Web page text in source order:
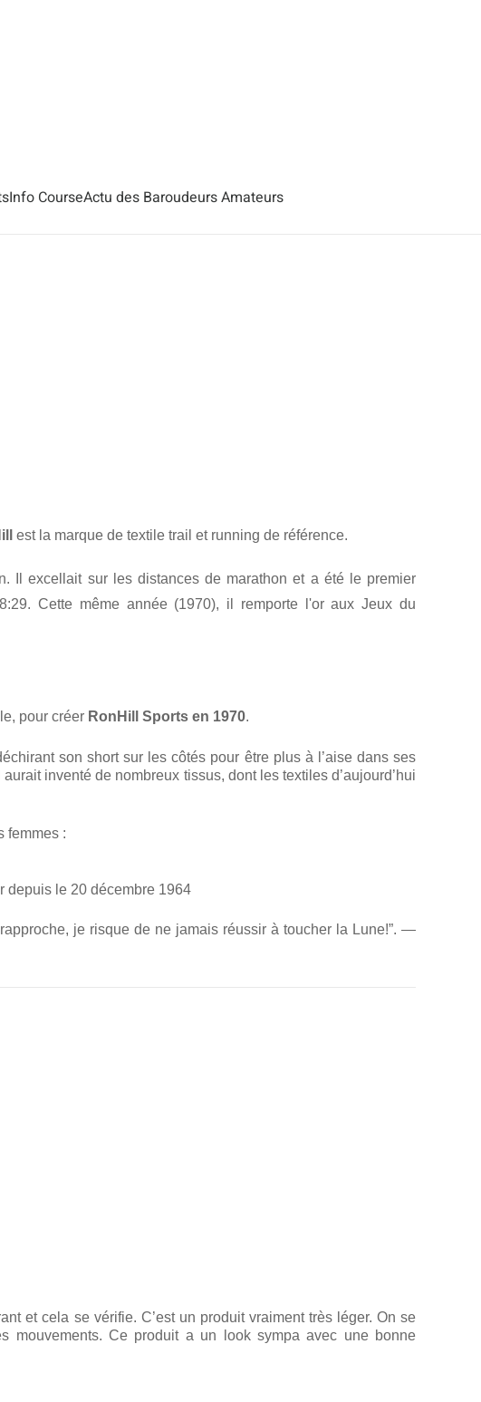
Info CourseActu des Baroudeurs Amateurs
est la marque de textile trail et running de référence.
Il excellait sur les distances de marathon et a été le premier
Cette même année (1970), il remporte l'or aux Jeux du
pour créer RonHill Sports en 1970.
son short sur les côtés pour être plus à l’aise dans ses
inventé de nombreux tissus, dont les textiles d’aujourd’hui
femmes :
depuis le 20 décembre 1964
je risque de ne jamais réussir à toucher la Lune!”. —
et cela se vérifie. C’est un produit vraiment très léger. On se
mouvements. Ce produit a un look sympa avec une bonne